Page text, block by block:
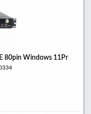
80pin Windows 11Pr